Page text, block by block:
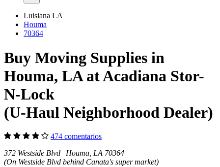
Luisiana LA
Houma
70364
Buy Moving Supplies in
Houma, LA at Acadiana Stor-
N-Lock
(U-Haul Neighborhood Dealer)
474 comentarios
372 Westside Blvd Houma, LA 70364
(On Westside Blvd behind Canata's super market)